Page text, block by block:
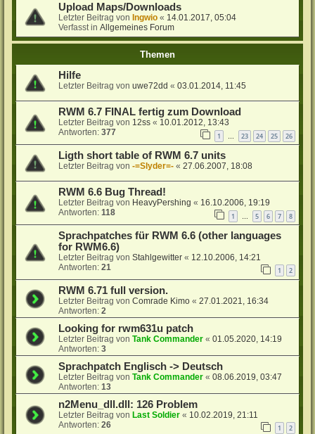
Upload Maps/Downloads
Letzter Beitrag von Ingwio « 14.01.2017, 05:04
Verfasst inAllgemeines Forum
Themen
Hilfe
Letzter Beitrag vonuwe72dd «03.01.2014, 11:45
RWM 6.7 FINAL fertig zum Download
Letzter Beitrag von 12ss « 10.01.2012, 13:43
Antworten:377 1 23 24 25 26
Ligth short table of RWM 6.7 units
Letzter Beitrag von-=Slyder=- «27.06.2007, 18:08
RWM 6.6 Bug Thread!
Letzter Beitrag von HeavyPershing « 16.10.2006, 19:19
Antworten:118 1 5 6 7 8
Sprachpatches für RWM 6.6 (other languages
for RWM6.6)
Letzter Beitrag vonStahlgewitter « 12.10.2006, 14:21
Antworten:21 1 2
RWM 6.71 full version.
Letzter Beitrag vonComrade Kimo «27.01.2021, 16:34
Antworten:2
Looking for rwm631u patch
Letzter Beitrag vonTank Commander «01.05.2020, 14:19
Antworten:3
Sprachpatch Englisch -> Deutsch
Letzter Beitrag vonTank Commander «08.06.2019, 03:47
Antworten:13
n2Menu_dll.dll: 126 Problem
Letzter Beitrag vonLast Soldier « 10.02.2019, 21:11
Antworten:26 1 2